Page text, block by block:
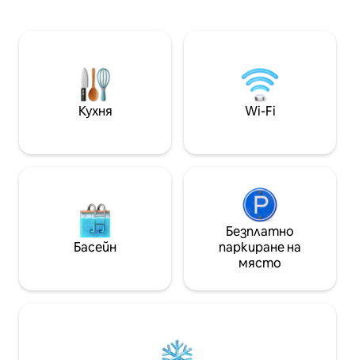
семейства и групи, които търсят
спокойствие и релакс. Разгледайте
нашия IG за повече подробности и
снимки @mullinrealtyfloripa
естествена
доброто, което
може да
Кухня Wi-Fi
Басейн
Безплатно
паркиране на
място